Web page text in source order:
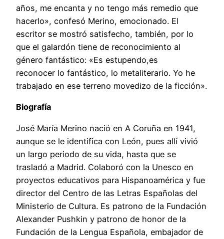
años, me encanta y no tengo más remedio que
hacerlo», confesó Merino, emocionado. El
escritor se mostró satisfecho, también, por lo
que el galardón tiene de reconocimiento al
género fantástico: «Es estupendo,es
reconocer lo fantástico, lo metaliterario. Yo he
trabajado en ese terreno movedizo de la ficción».
Biografía
José María Merino nació en A Coruña en 1941,
aunque se le identifica con León, pues allí vivió
un largo periodo de su vida, hasta que se
trasladó a Madrid. Colaboró con la Unesco en
proyectos educativos para Hispanoamérica y fue
director del Centro de las Letras Españolas del
Ministerio de Cultura. Es patrono de la Fundación
Alexander Pushkin y patrono de honor de la
Fundación de la Lengua Española, embajador de